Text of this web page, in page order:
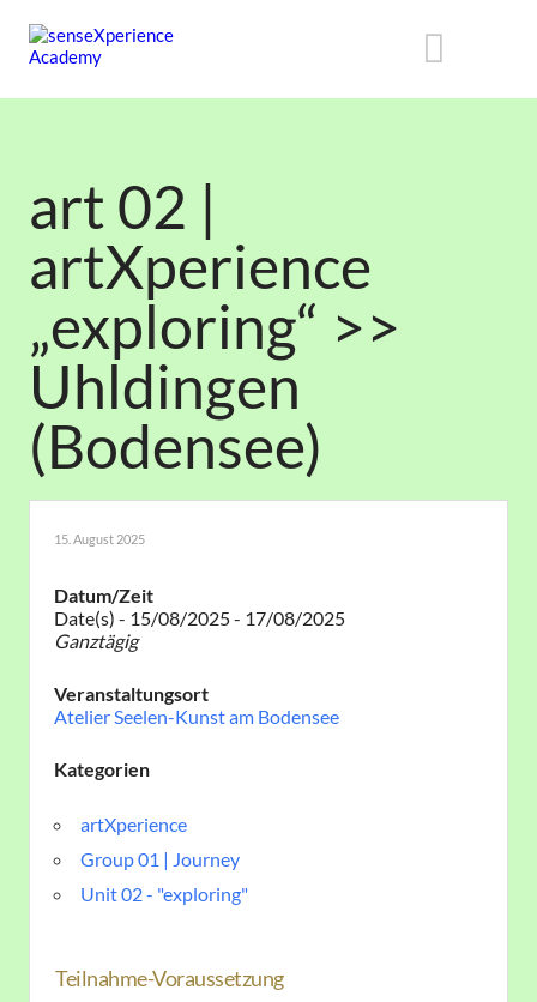
art 02 |
artXperience
„exploring“ >>
Uhldingen
(Bodensee)
15. August 2025
Datum/Zeit
Date(s) - 15/08/2025 - 17/08/2025
Ganztägig
Veranstaltungsort
Atelier Seelen-Kunst am Bodensee
Kategorien
artXperience
Group 01 | Journey
Unit 02 - "exploring"
Teilnahme-Voraussetzung